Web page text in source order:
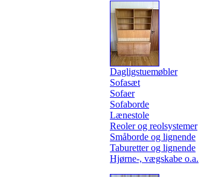
Dagligstuemøbler
Sofasæt
Sofaer
Sofaborde
Lænestole
Reoler og reolsystemer
Småborde og lignende
Taburetter og lignende
Hjørne-, vægskabe o.a.